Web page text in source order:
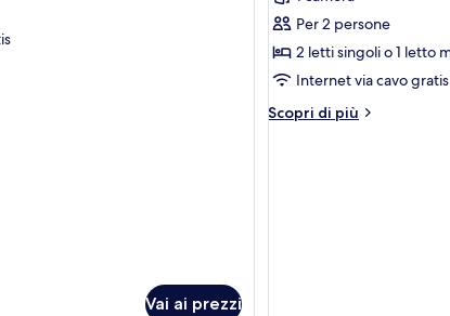
Vai ai prezzi
Camera
Standard
(View)
Per 2 persone
2 letti singoli o 1 letto
Internet via cavo gratis
Scopri di più
Altri